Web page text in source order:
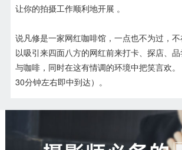
让你的拍摄工作顺利地开展 。
说凡修是一家网红咖啡馆，一点也不为过，
以吸引来四面八方的网红前来打卡、探店、
与咖啡，同时在这有情调的环境中把笑言欢
30分钟左右即中到达）。